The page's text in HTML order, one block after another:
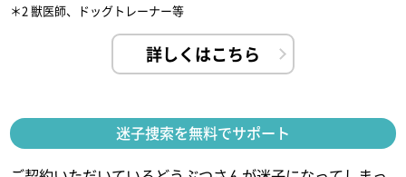
＊2 獣医師、ドッグトレーナー等
詳しくはこちら
迷子捜索を無料でサポート